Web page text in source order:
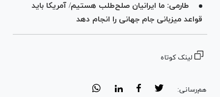
طارمی: ما ایرانیان صلح‌طلب هستیم/ آمریکا باید
قواعد میزبانی جام جهانی را انجام دهد
لینک کوتاه
هم‌رسانی: